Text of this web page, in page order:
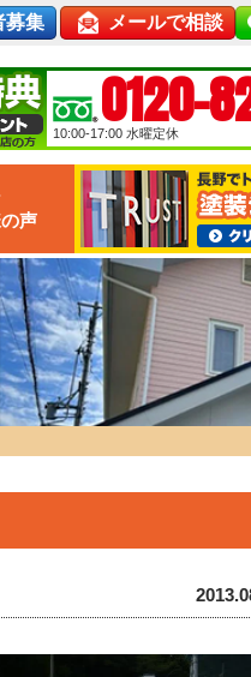
募集 メールで相談
0120-
10:00-17:00 水曜定休
声